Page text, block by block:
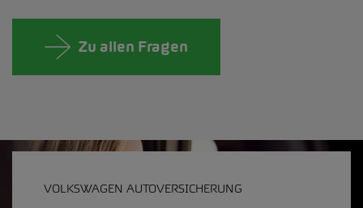
Zu allen Fragen
VOLKSWAGEN AUTOVERSICHERUNG